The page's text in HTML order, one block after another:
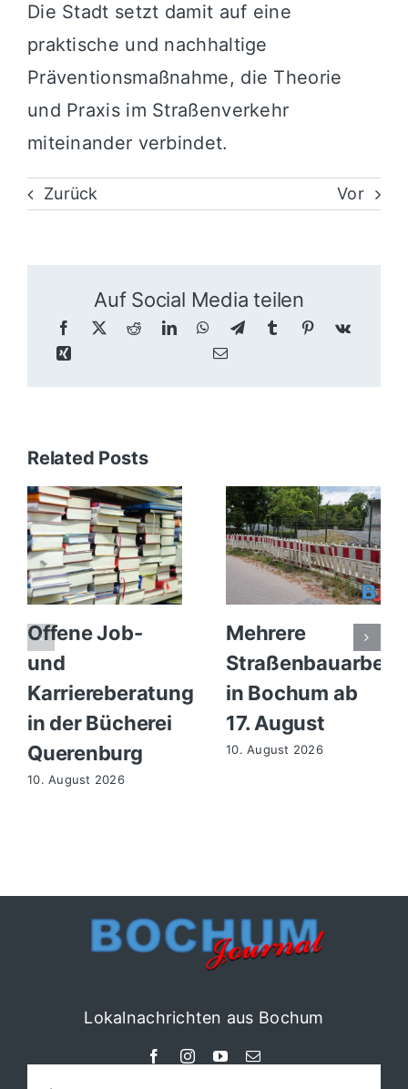
Die Stadt setzt damit auf eine
praktische und nachhaltige
Präventionsmaßnahme, die Theorie
und Praxis im Straßenverkehr
miteinander verbindet.
Zurück Vor
Auf Social Media teilen
Related Posts
Offene Job-
und
Karriereberatung
in der Bücherei
Querenburg
10. August 2026
Mehrere
in Bochum ab
17. August
10. August 2026
Lokalnachrichten aus Bochum